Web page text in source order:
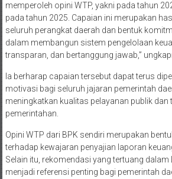
memperoleh opini WTP, yakni pada tahun
pada tahun 2025. Capaian ini merupakan
seluruh perangkat daerah dan bentuk
dalam membangun sistem pengelolaan
transparan, dan bertanggung jawab,”
Ia berharap capaian tersebut dapat terus
motivasi bagi seluruh jajaran pemerintah
meningkatkan kualitas pelayanan publik dan
pemerintahan.
Opini WTP dari BPK sendiri merupakan
terhadap kewajaran penyajian laporan
Selain itu, rekomendasi yang tertuang dalam
menjadi referensi penting bagi pemerintah